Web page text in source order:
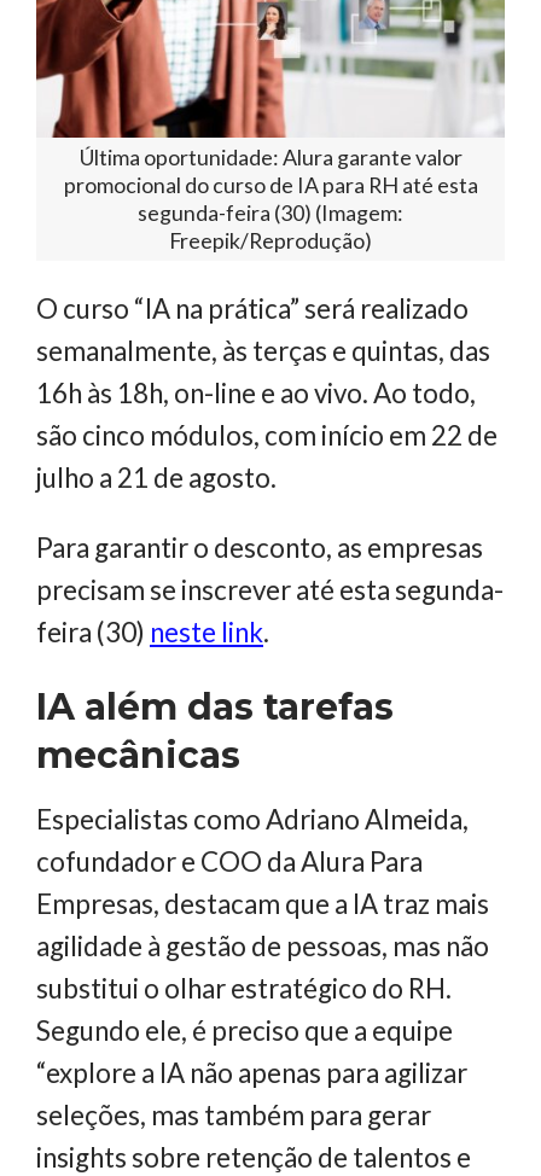
Última oportunidade: Alura garante valor
promocional do curso de IA para RH até esta
segunda-feira (30) (Imagem:
Freepik/Reprodução)
O curso “IA na prática” será realizado
semanalmente, às terças e quintas, das
16h às 18h, on-line e ao vivo. Ao todo,
são cinco módulos, com início em 22 de
julho a 21 de agosto.
Para garantir o desconto, as empresas
precisam se inscrever até esta segunda-
feira (30) neste link.
IA além das tarefas
mecânicas
Especialistas como Adriano Almeida,
cofundador e COO da Alura Para
Empresas, destacam que a IA traz mais
agilidade à gestão de pessoas, mas não
substitui o olhar estratégico do RH.
Segundo ele, é preciso que a equipe
“explore a IA não apenas para agilizar
seleções, mas também para gerar
insights sobre retenção de talentos e